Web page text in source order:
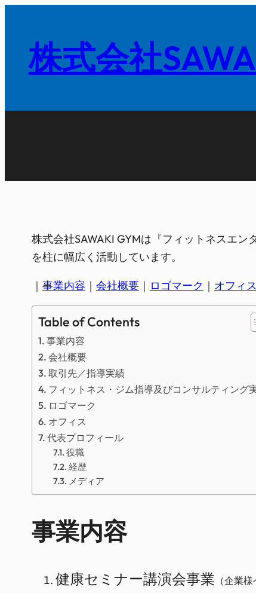
株式会社
株式会社SAWAKI GYMは『フィットネスエ
を柱に幅広く活動しています。
｜ 事業内容 ｜ 会社概要｜ ロゴマーク ｜ オフィス
Table of Contents
事業内容
会社概要
取引先／指導実績
フィットネス・ジム指導及びコンサルティング
ロゴマーク
オフィス
代表プロフィール
役職
経歴
メディア
事業内容
健康セミナー講演会事業 （企業